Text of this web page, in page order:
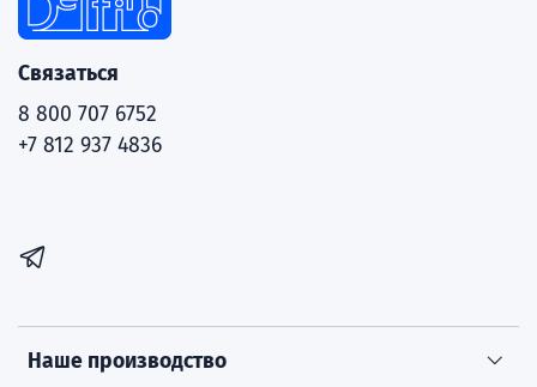
Наше производство
Связаться
8 800 707 6752
+7 812 937 4836